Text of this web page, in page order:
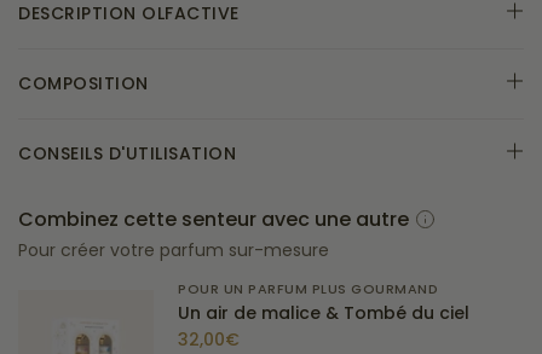
DESCRIPTION OLFACTIVE
COMPOSITION
CONSEILS D'UTILISATION
Combinez cette senteur avec une autre
Pour créer votre parfum sur-mesure
POUR UN PARFUM PLUS GOURMAND
Un air de malice & Tombé du ciel
32,00€